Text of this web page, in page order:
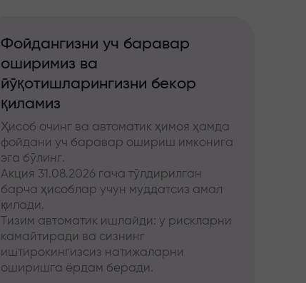
Фойдангизни уч баравар
оширимиз ва
йўқотишларингизни бекор
қиламиз
Ҳисоб очинг ва автоматик ҳимоя ҳамда
фойдани уч баравар ошириш имконига
эга бўлинг.
Акция 31.08.2026 гача тўлдирилган
барча ҳисоблар учун муддатсиз амал
қилади.
Тизим автоматик ишлайди: у рискларни
камайтиради ва сизнинг
иштирокингизсиз натижаларни
оширишга ёрдам беради.